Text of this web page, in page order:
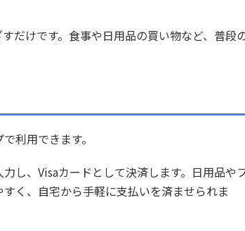
だけです。食事や日用品の買い物など、普段
利用できます。
し、Visaカードとして決済します。日用品や
く、自宅から手軽に支払いを済ませられま